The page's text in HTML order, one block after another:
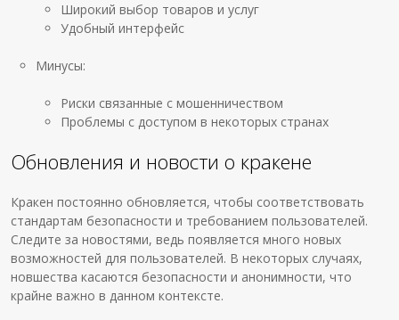
Широкий выбор товаров и услуг
Удобный интерфейс
Минусы:
Риски связанные с мошенничеством
Проблемы с доступом в некоторых странах
Обновления и новости о кракене
Кракен постоянно обновляется, чтобы соответствовать
стандартам безопасности и требованием пользователей.
Следите за новостями, ведь появляется много новых
возможностей для пользователей. В некоторых случаях,
новшества касаются безопасности и анонимности, что
крайне важно в данном контексте.